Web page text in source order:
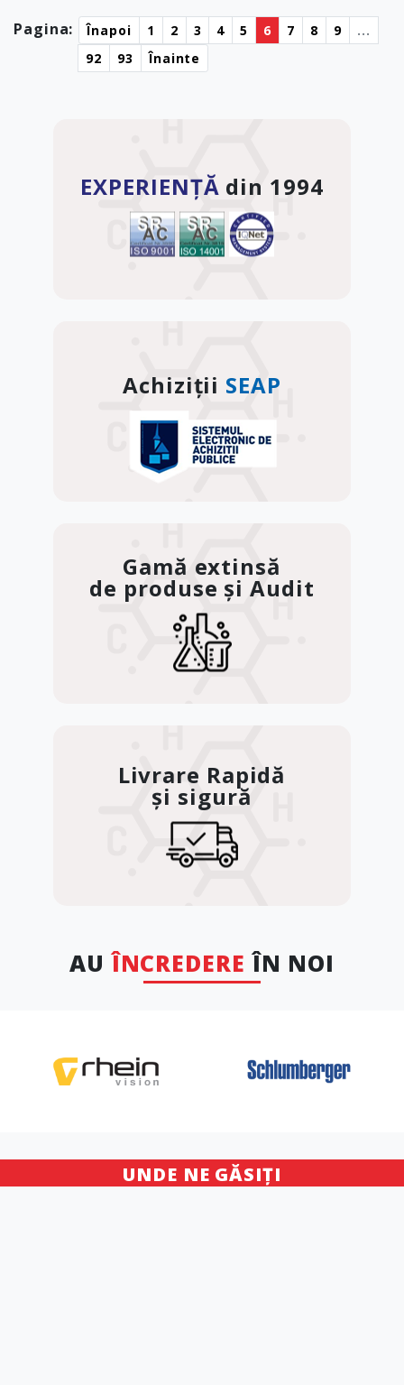
Pagina: Înapoi 1 2 3 4 5 6 7 8 9
...
92
93 Înainte
EXPERIENȚĂ din 1994
Achiziții SEAP
Gamă extinsă
de produse și Audit
Livrare Rapidă
și sigură
AUÎNCREDERE ÎN NOI
UNDE NE GĂSIȚI